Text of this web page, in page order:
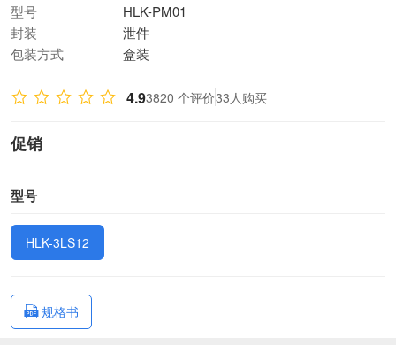
型号
HLK-PM01
封装
泄件
包装方式
盒装
4.93820 个评价33人购买
促销
型号
HLK-3LS12
规格书